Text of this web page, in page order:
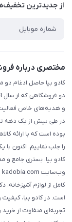
راهنما
از جدید‌ترین
مختصری درباره
کادو بیا حاصل ادغام
و هدیه‌های خاص فعالیت
در طی بیش از یک دهه
بوده است که با ارائه
را جلب نماییم. اکنون با
کادو بیا، بستری جامع و
کامل از لوازم
است. در کادو بیا، کیفیت
تجربه‌ای متفاوت از خرید